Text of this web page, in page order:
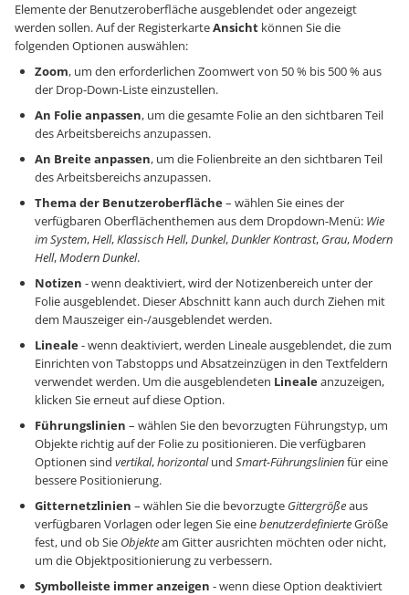
Elemente der Benutzeroberfläche ausgeblendet oder angezeigt
werden sollen. Auf der RegisterkarteAnsicht können Sie die
folgenden Optionen auswählen:
Zoom, um den erforderlichen Zoomwert von 50 % bis 500 % aus
der Drop-Down-Liste einzustellen.
An Folie anpassen, um die gesamte Folie an den sichtbaren Teil
des Arbeitsbereichs anzupassen.
An Breite anpassen, um die Folienbreite an den sichtbaren Teil
des Arbeitsbereichs anzupassen.
Thema der Benutzeroberfläche– wählen Sie eines der
verfügbaren Oberflächenthemen aus dem Dropdown-Menü: Wie
im System,Hell,Klassisch Hell,Dunkel,Dunkler Kontrast, Grau,Modern
Hell,Modern Dunkel.
Notizen - wenn deaktiviert, wird der Notizenbereich unter der
Folie ausgeblendet. Dieser Abschnitt kann auch durch Ziehen mit
dem Mauszeiger ein-/ausgeblendet werden.
Lineale- wenn deaktiviert, werden Lineale ausgeblendet, die zum
Einrichten von Tabstopps und Absatzeinzügen in den Textfeldern
verwendet werden. Um die ausgeblendeten Linealeanzuzeigen,
klicken Sie erneut auf diese Option.
Führungslinien – wählen Sie den bevorzugten Führungstyp, um
Objekte richtig auf der Folie zu positionieren. Die verfügbaren
Optionen sind vertikal,horizontalund Smart-Führungslinienfür eine
bessere Positionierung.
Gitternetzlinien – wählen Sie die bevorzugte Gittergrößeaus
verfügbaren Vorlagen oder legen Sie einebenutzerdefinierteGröße
fest, und ob Sie Objekteam Gitter ausrichten möchten oder nicht,
um die Objektpositionierung zu verbessern.
Symbolleiste immer anzeigen - wenn diese Option deaktiviert